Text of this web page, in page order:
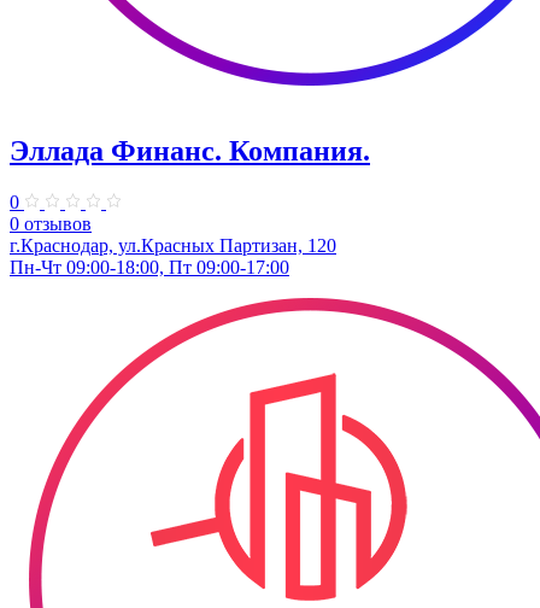
Эллада Финанс. Компания.
0
0 отзывов
г.Краснодар, ул.Красных Партизан, 120
Пн-Чт 09:00-18:00, Пт 09:00-17:00